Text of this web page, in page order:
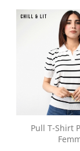
base
Pull T-Shirt